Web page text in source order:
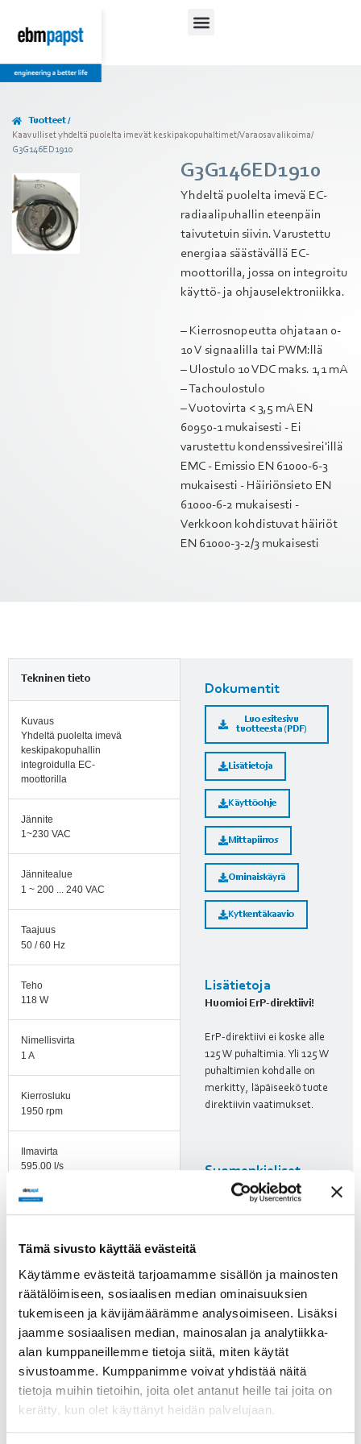
Tämä sivusto käyttää evästeitä
Käytämme evästeitä tarjoamamme sisällön ja mainosten
räätälöimiseen, sosiaalisen median ominaisuuksien
tukemiseen ja kävijämäärämme analysoimiseen. Lisäksi
jaamme sosiaalisen median, mainosalan ja analytiikka-
alan kumppaneillemme tietoja siitä, miten käytät
sivustoamme. Kumppanimme voivat yhdistää näitä
tietoja muihin tietoihin, joita olet antanut heille tai joita on
kerätty, kun olet käyttänyt heidän palvelujaan.
Tuotteet /
Kaavulliset yhdeltä puolelta imevät keskipakopuhaltimet/Varaosavalikoima/
G3G146ED1910
G3G146ED1910
Yhdeltä puolelta imevä EC-
radiaalipuhallin eteenpäin
taivutetuin siivin. Varustettu
energiaa säästävällä EC-
moottorilla, jossa on integroitu
käyttö- ja ohjauselektroniikka.
– Kierrosnopeutta ohjataan 0-
10 V signaalilla tai PWM:llä
– Ulostulo 10 VDC maks. 1,1 mA
– Tachoulostulo
– Vuotovirta < 3,5 mA EN
60950-1 mukaisesti - Ei
varustettu kondenssivesirei'illä
EMC - Emissio EN 61000-6-3
mukaisesti - Häiriönsieto EN
61000-6-2 mukaisesti -
Verkkoon kohdistuvat häiriöt
EN 61000-3-2/3 mukaisesti
Tekninen tieto
Kuvaus
Yhdeltä puolelta imevä
keskipakopuhallin
integroidulla EC-
moottorilla
Jännite
1~230 VAC
Jännitealue
1 ~ 200 ... 240 VAC
Taajuus
50 / 60 Hz
Teho
118 W
Nimellisvirta
1 A
Kierrosluku
1950 rpm
Ilmavirta
595.00 l/s
-25…+50 °C
Pyörimissuunta
Myötäpäivään katsottuna
roottoriin päin
Moottorin tyyppi
Dokumentit
Luo esitesivu
tuotteesta (PDF)
Lisätietoja
Käyttöohje
Mittapiirros
Ominaiskäyrä
Kytkentäkaavio
Lisätietoja
Huomioi ErP-direktiivi!
ErP-direktiivi ei koske alle
125 W puhaltimia. Yli 125 W
puhaltimien kohdalle on
merkitty, läpäiseekö tuote
direktiivin vaatimukset.
Suomenkieliset
puhaltimien